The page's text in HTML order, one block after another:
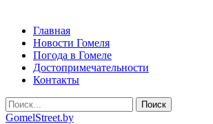
Главная
Новости Гомеля
Погода в Гомеле
Достопримечательности
Контакты
GomelStreet.by